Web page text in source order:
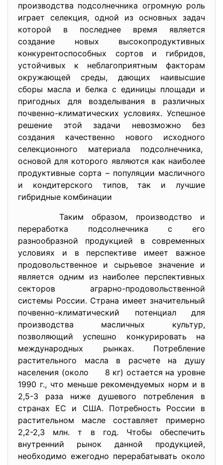
производства подсолнечника огромную роль
играет селекция, одной из основных задач
которой в последнее время является
создание новых высокопродуктивных
конкурентоспособных сортов и гибридов,
устойчивых к неблагоприятным факторам
окружающей среды, дающих наивысшие
сборы масла и белка с единицы площади и
пригодных для возделывания в различных
почвенно-климатических условиях. Успешное
решение этой задачи невозможно без
создания качественно нового исходного
селекционного материала подсолнечника,
основой для которого являются как наиболее
продуктивные сорта – популяции масличного
и кондитерского типов, так и лучшие
гибридные комбинации
Таким образом, производство и
переработка подсолнечника с его
разнообразной продукцией в современных
условиях и в перспективе имеет важное
продовольственное и сырьевое значение и
является одним из наиболее перспективных
секторов аграрно-продовольственной
системы России. Страна имеет значительный
почвенно-климатический потенциал для
производства масличных культур,
позволяющий успешно конкурировать на
международных рынках. Потребление
растительного масла в расчете на душу
населения (около 8 кг) остается на уровне
1990 г., что меньше рекомендуемых норм и в
2,5-3 раза ниже душевого потребления в
странах ЕС и США. Потребность России в
растительном масле составляет примерно
2,2-2,3 млн. т в год. Чтобы обеспечить
внутренний рынок данной продукцией,
необходимо ежегодно перерабатывать около